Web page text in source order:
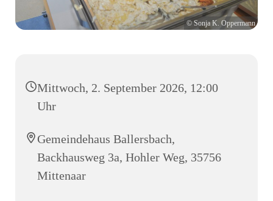
© Sonja K. Oppermann
Mittwoch, 2. September 2026, 12:00
Uhr
Gemeindehaus Ballersbach,
Backhausweg 3a, Hohler Weg, 35756
Mittenaar